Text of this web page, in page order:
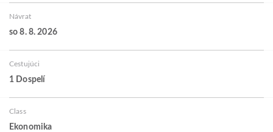
Návrat
so 8. 8. 2026
Cestujúci
1 Dospelí
Class
Ekonomika